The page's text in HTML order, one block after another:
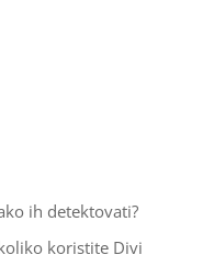
ih detektovati?
koristite Divi